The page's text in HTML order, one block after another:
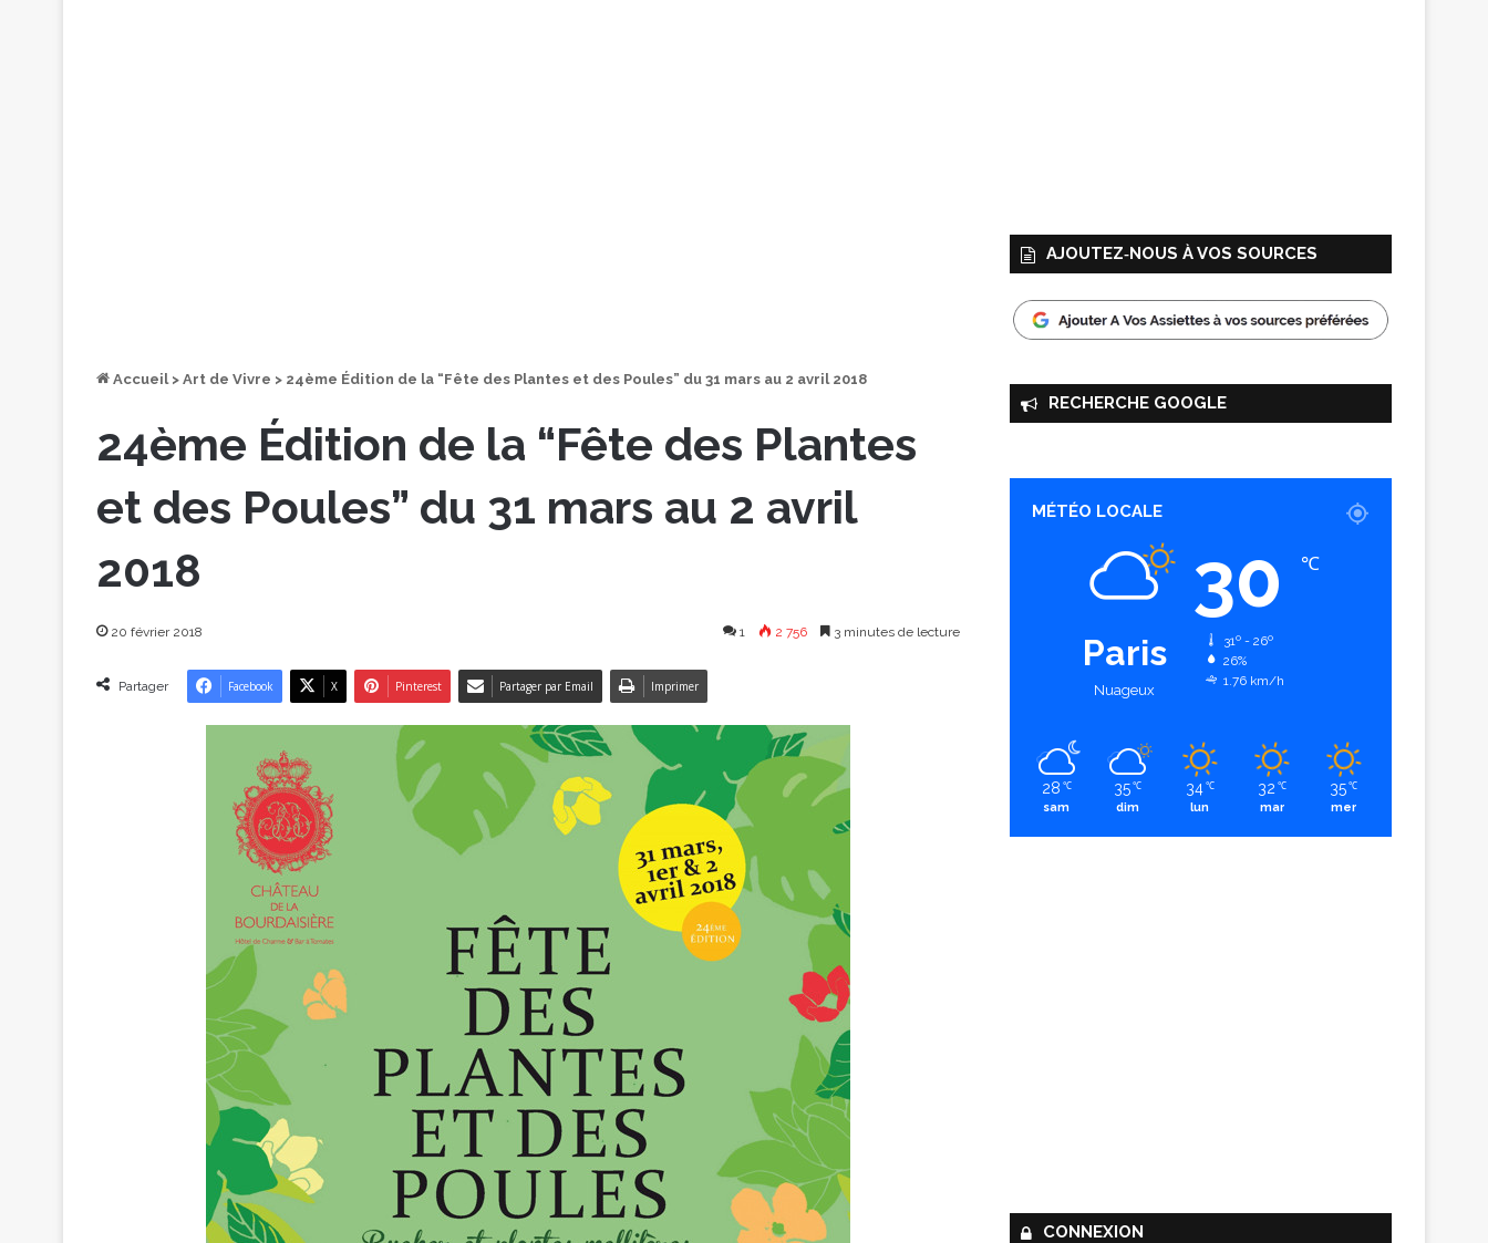
Accueil > Art de Vivre > 24ème Édition de la “Fête des Plantes et des Poules” du 31 mars au 2 avril 2018
24ème Édition de la “Fête des Plantes
et des Poules” du 31 mars au 2 avril
2018
20 février 2018 1 2 756 3 minutes de lecture
Partager Facebook X Pinterest Partager par Email Imprimer
AJOUTEZ‑NOUS À VOS SOURCES
RECHERCHE GOOGLE
MÉTÉO LOCALE
Paris
Nuageux
30 ℃
31º - 26º
26%
1.76 km/h
28 ℃
sam
35 ℃
dim
34 ℃
lun
32 ℃
mar
35 ℃
mer
CONNEXION